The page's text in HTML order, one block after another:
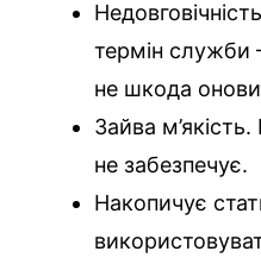
термін служби
не шкода
Зайва
не забезпечує.
Накопичує